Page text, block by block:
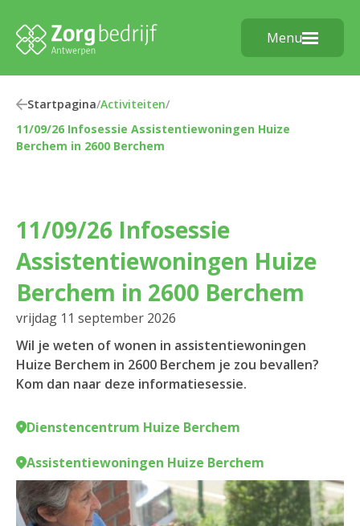
Menu
Startpagina/Activiteiten/
11/09/26 Infosessie Assistentiewoningen Huize
Berchem in 2600 Berchem
11/09/26 Infosessie
Assistentiewoningen Huize
Berchem in 2600 Berchem
vrijdag 11 september 2026
Wil je weten of wonen in assistentiewoningen
Huize Berchem in 2600 Berchem je zou bevallen?
Kom dan naar deze informatiesessie.
Dienstencentrum Huize Berchem
Assistentiewoningen Huize Berchem